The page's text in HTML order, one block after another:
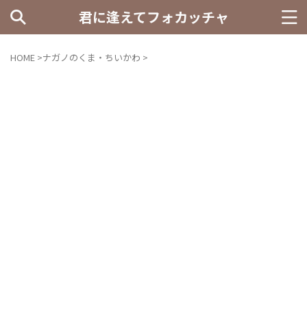
君に逢えてフォカッチャ
HOME >ナガノのくま・ちいかわ >